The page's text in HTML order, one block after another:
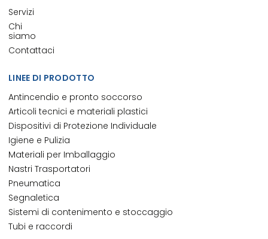
Servizi
Chi
siamo
Contattaci
LINEE DI PRODOTTO
Antincendio e pronto soccorso
Articoli tecnici e materiali plastici
Dispositivi di Protezione Individuale
Igiene e Pulizia
Materiali per Imballaggio
Nastri Trasportatori
Pneumatica
Segnaletica
Sistemi di contenimento e stoccaggio
Tubi e raccordi